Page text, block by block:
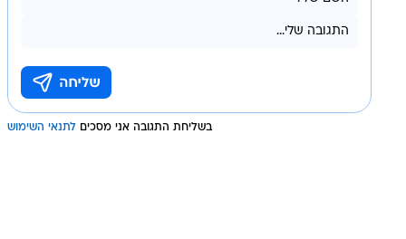
בשליחת התגובה אני מסכים לתנאי השימוש